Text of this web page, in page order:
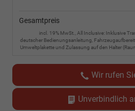
Gesamtpreis
incl. 19% MwSt., All Inclusive: Inklusive
deutscher Bedienungsanleitung,
Umweltplakette und Zulassung auf den Halter
Wir rufen
Unverbindlich